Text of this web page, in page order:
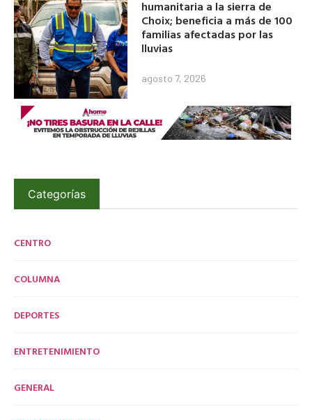
humanitaria a la sierra de
Choix; beneficia a más de 100
familias afectadas por las
lluvias
agosto 7, 2026
Categorías
CENTRO
COLUMNA
DEPORTES
ENTRETENIMIENTO
GENERAL